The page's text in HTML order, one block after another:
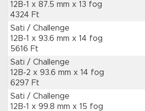
12B-1 x 87.5 mm x 13 fog
4324 Ft
Sati / Challenge
12B-1 x 93.6 mm x 14 fog
5616 Ft
Sati / Challenge
12B-2 x 93.6 mm x 14 fog
6297 Ft
Sati / Challenge
12B-1 x 99.8 mm x 15 fog